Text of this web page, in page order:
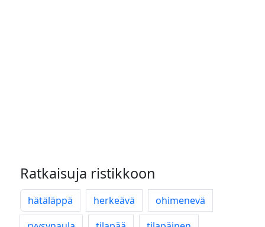
Ratkaisuja ristikkoon
hätäläppä herkeävä
ohimenevä